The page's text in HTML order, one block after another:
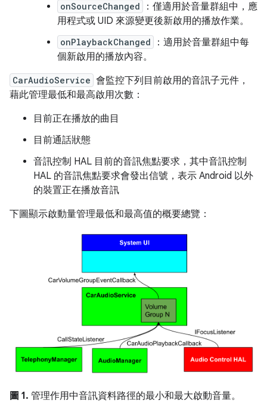
onSourceChanged
：僅適用於音量群組中，應
用程式或 UID 來源變更後新啟用的播放作業。
onPlaybackChanged
：適用於音量群組中每
個新啟用的播放內容。
CarAudioService 會監控下列目前啟用的音訊子元件，
藉此管理最低和最高啟用次數：
目前正在播放的曲目
目前通話狀態
音訊控制 HAL 目前的音訊焦點要求，其中音訊控制
HAL 的音訊焦點要求會發出信號，表示 Android 以外
的裝置正在播放音訊
下圖顯示啟動量管理最低和最高值的概要總覽：
圖 1. 管理作用中音訊資料路徑的最小和最大啟動音量。